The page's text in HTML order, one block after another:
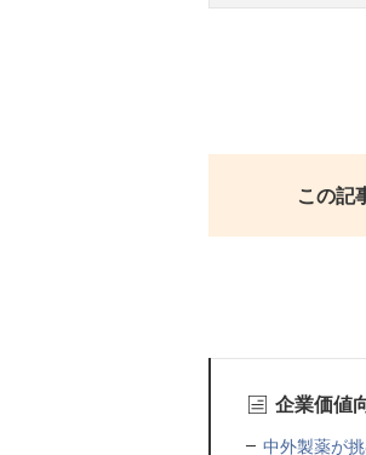
この記
企業価値
中外製薬が